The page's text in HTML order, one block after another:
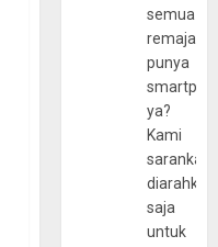
semua
remaja
punya
ya?
Kami
sarankan,
diarahkan
saja
untuk